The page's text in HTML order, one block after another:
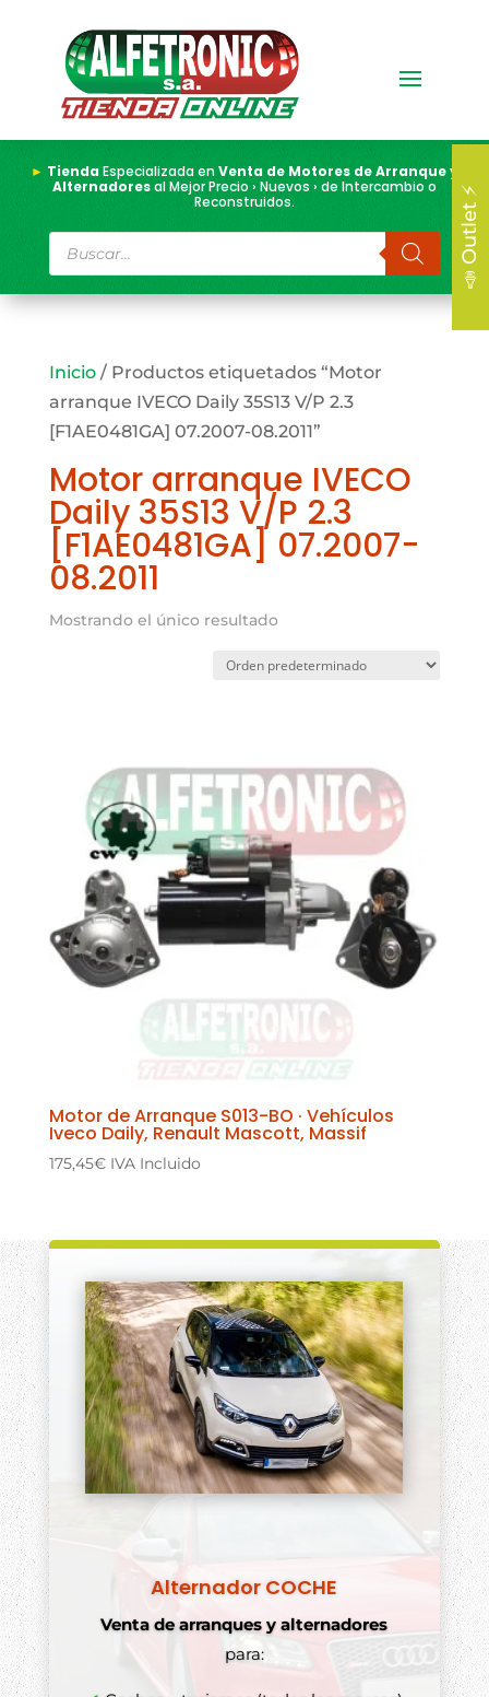
► TiendaEspecializada enVenta de Motores de Arranque y
Alternadoresal Mejor Precio › Nuevos › de Intercambio o
Reconstruidos.
Búsqueda
de
productos
Inicio/ Productos etiquetados “Motor
arranque IVECO Daily 35S13 V/P 2.3
[F1AE0481GA] 07.2007-08.2011”
Motor arranque IVECO
Daily 35S13 V/P 2.3
[F1AE0481GA] 07.2007-
08.2011
Mostrando el único resultado
Motor de Arranque S013-BO · Vehículos
Iveco Daily, Renault Mascott, Massif
175,45€ IVA Incluido
Alternador COCHE
Venta de arranques y alternadores
para:
📣 Outlet ⚡